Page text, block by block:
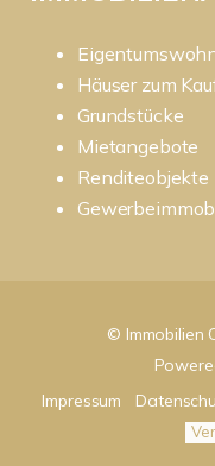
Häuser zum
Grundstücke
Mietangebote
Renditeobjekte
© Immobilien
Impressum